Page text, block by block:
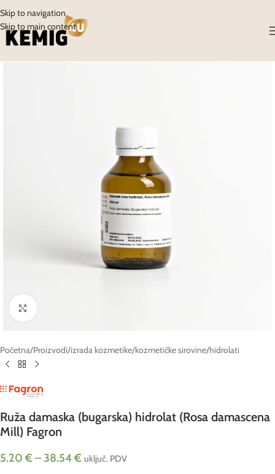
Skip to navigation
Skip to main content
Početna/Proizvodi/izrada kozmetike/kozmetičke sirovine/hidrolati
Ruža damaska (bugarska) hidrolat (Rosa damascena
Mill) Fagron
5.20 € – 38.54€ uključ. PDV